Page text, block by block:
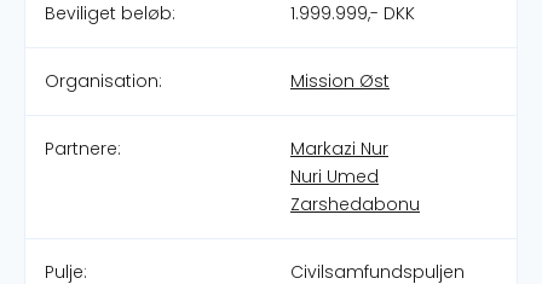
Beviliget beløb: 1.999.999,- DKK
Organisation: Mission Øst
Partnere:
Markazi Nur
Nuri Umed
Zarshedabonu
Pulje: Civilsamfundspuljen